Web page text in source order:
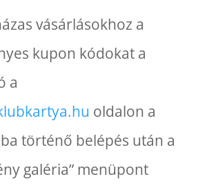
vásárlásokhoz a
kupon kódokat a
a
oldalon a
történő belépés után a
galéria” menüpont